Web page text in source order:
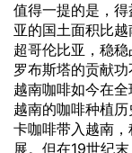
值得一提的是，
亚的国土面积比
超哥伦比亚，稳
罗布斯塔的贡献
越南咖啡如今在全
越南的咖啡种植
卡咖啡带入越南
展。但在19世纪